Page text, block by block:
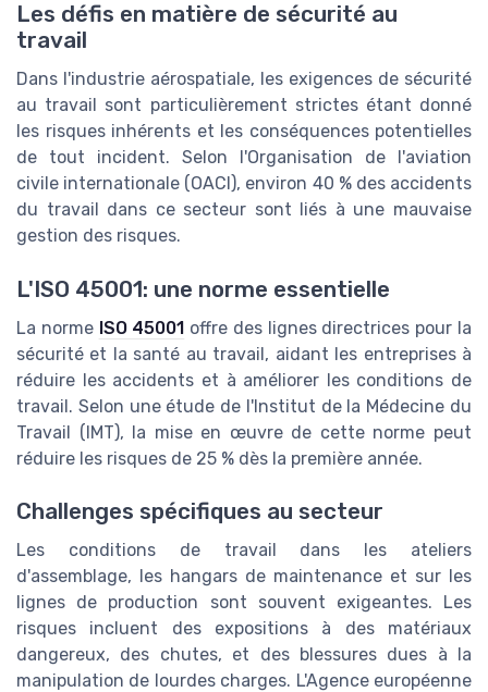
Les défis en matière de sécurité au
travail
Dans l'industrie aérospatiale, les exigences de sécurité
au travail sont particulièrement strictes étant donné
les risques inhérents et les conséquences potentielles
de tout incident. Selon l'Organisation de l'aviation
civile internationale (OACI), environ 40 % des accidents
du travail dans ce secteur sont liés à une mauvaise
gestion des risques.
L'ISO 45001: une norme essentielle
La norme ISO 45001 offre des lignes directrices pour la
sécurité et la santé au travail, aidant les entreprises à
réduire les accidents et à améliorer les conditions de
travail. Selon une étude de l'Institut de la Médecine du
Travail (IMT), la mise en œuvre de cette norme peut
réduire les risques de 25 % dès la première année.
Challenges spécifiques au secteur
Les conditions de travail dans les ateliers
d'assemblage, les hangars de maintenance et sur les
lignes de production sont souvent exigeantes. Les
risques incluent des expositions à des matériaux
dangereux, des chutes, et des blessures dues à la
manipulation de lourdes charges. L'Agence européenne